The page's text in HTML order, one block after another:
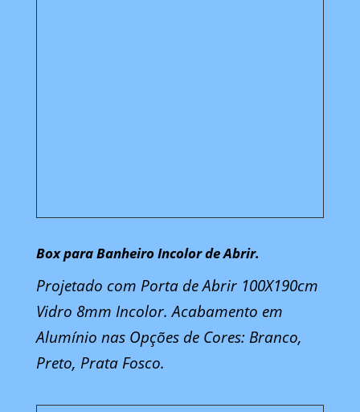
Box para Banheiro Incolor de Abrir.
Projetado com Porta de Abrir 100X190cm
Vidro 8mm Incolor. Acabamento em
Alumínio nas Opções de Cores: Branco,
Preto, Prata Fosco.